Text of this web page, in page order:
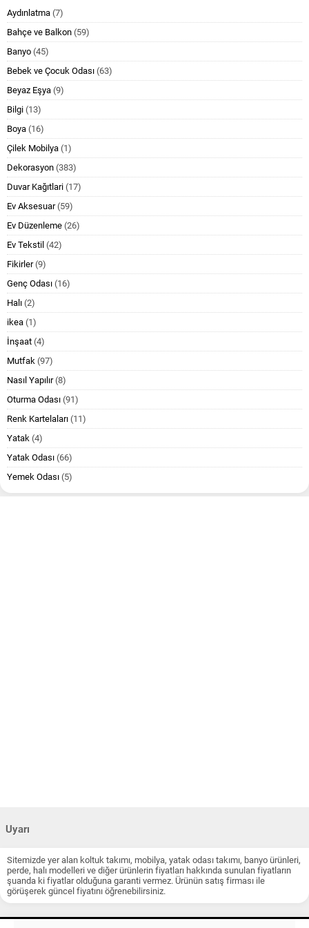
Aydınlatma (7)
Bahçe ve Balkon (59)
Banyo (45)
Bebek ve Çocuk Odası (63)
Beyaz Eşya (9)
Bilgi (13)
Boya (16)
Çilek Mobilya (1)
Dekorasyon (383)
Duvar Kağıtlari (17)
Ev Aksesuar(59)
Ev Düzenleme (26)
Ev Tekstil (42)
Fikirler(9)
Genç Odası (16)
Halı (2)
ikea (1)
İnşaat (4)
Mutfak (97)
Nasıl Yapılır(8)
Oturma Odası (91)
Renk Kartelaları (11)
Yatak (4)
Yatak Odası (66)
Yemek Odası (5)
Uyarı
Sitemizde yer alan koltuk takımı, mobilya, yatak odası takımı, banyo ürünleri,
perde, halı modelleri ve diğer ürünlerin fiyatları hakkında sunulan fiyatların
şuanda ki fiyatlar olduğuna garanti vermez. Ürünün satış firması ile
görüşerek güncel fiyatını öğrenebilirsiniz.